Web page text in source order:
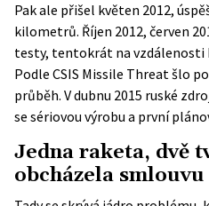
Pak ale přišel květen 2012,
kilometrů. Říjen 2012, červen
testy, tentokrát na vzdálenosti
Podle CSIS Missile Threatšlo
průběh. V dubnu 2015 ruské
se sériovou výrobu a první
Jedna raketa, dvě
obcházela